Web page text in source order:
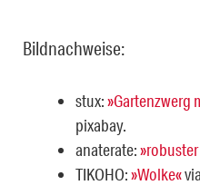
Bildnachweise:
stux:»Gartenzwerg
pixabay.
anaterate:
TIKOHO:»Wolke«